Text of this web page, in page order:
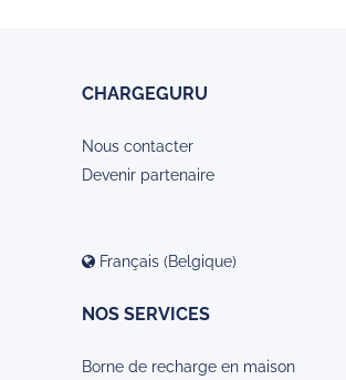
CHARGEGURU
Nous contacter
Devenir partenaire
Français (Belgique)
NOS SERVICES
Borne de recharge en maison